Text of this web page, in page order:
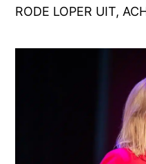
RODE LOPER UIT,